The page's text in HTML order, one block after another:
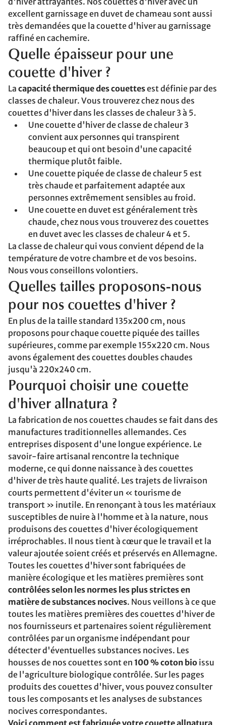
excellent garnissage en duvet de chameau sont aussi
très demandées que la couette d'hiver au garnissage
raffiné en cachemire.
Quelle épaisseur pour une
couette d'hiver ?
La capacité thermique des couettesest définie par des
classes de chaleur. Vous trouverez chez nous des
couettes d'hiver dans les classes de chaleur 3 à 5.
Une couette d'hiver de classe de chaleur 3
convient aux personnes qui transpirent
beaucoup et qui ont besoin d'une capacité
thermique plutôt faible.
Une couette piquée de classe de chaleur 5 est
très chaude et parfaitement adaptée aux
personnes extrêmement sensibles au froid.
Une couette en duvet est généralement très
chaude, chez nous vous trouverez des couettes
en duvet avec les classes de chaleur 4 et 5.
La classe de chaleur qui vous convient dépend de la
température de votre chambre et de vos besoins.
Nous vous conseillons volontiers.
Quelles tailles proposons-nous
pour nos couettes d'hiver ?
En plus de la taille standard 135x200 cm, nous
proposons pour chaque couette piquée des tailles
supérieures, comme par exemple 155x220 cm. Nous
avons également des couettes doubles chaudes
jusqu'à 220x240 cm.
Pourquoi choisir une couette
d'hiver allnatura ?
La fabrication de nos couettes chaudes se fait dans des
manufactures traditionnelles allemandes. Ces
entreprises disposent d'une longue expérience. Le
savoir-faire artisanal rencontre la technique
moderne, ce qui donne naissance à des couettes
d'hiver de très haute qualité. Les trajets de livraison
courts permettent d'éviter un « tourisme de
transport » inutile. En renonçant à tous les matériaux
susceptibles de nuire à l'homme et à la nature, nous
produisons des couettes d'hiver écologiquement
irréprochables. Il nous tient à cœur que le travail et la
valeur ajoutée soient créés et préservés en Allemagne.
Toutes les couettes d'hiver sont fabriquées de
manière écologique et les matières premières sont
contrôlées selon les normes les plus strictes en
matière de substances nocives. Nous veillons à ce que
toutes les matières premières des couettes d'hiver de
nos fournisseurs et partenaires soient régulièrement
contrôlées par un organisme indépendant pour
détecter d'éventuelles substances nocives. Les
housses de nos couettes sont en 100 % coton bio issu
de l'agriculture biologique contrôlée. Sur les pages
produits des couettes d'hiver, vous pouvez consulter
tous les composants et les analyses de substances
nocives correspondantes.